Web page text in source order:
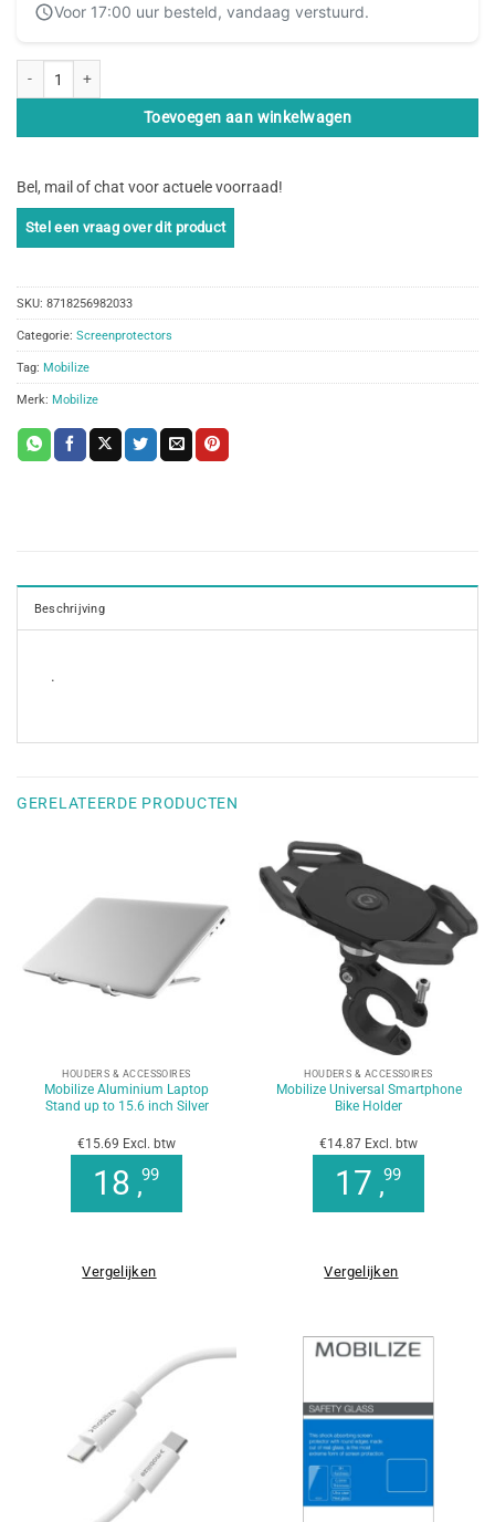
Voor 17:00 uur besteld, vandaag verstuurd.
Toevoegen aan winkelwagen
Bel, mail of chat voor actuele voorraad!
SKU: 8718256982033
Categorie: Screenprotectors
Tag: Mobilize
Merk: Mobilize
Beschrijving
.
GERELATEERDE PRODUCTEN
HOUDERS & ACCESSOIRES
Mobilize Aluminium Laptop
Stand up to 15.6 inch Silver
€15.69 Excl. btw
18 ,99
Vergelijken
HOUDERS & ACCESSOIRES
Mobilize Universal Smartphone
Bike Holder
€14.87 Excl. btw
17 ,99
Vergelijken